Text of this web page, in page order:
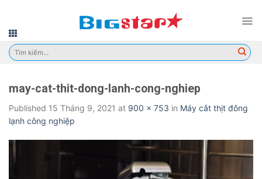
content
Tìm
kiếm:
may-cat-thit-dong-lanh-cong-nghiep
Published 15 Tháng 9, 2021 at 900 × 753 in Máy cắt thịt đông
lạnh công nghiệp